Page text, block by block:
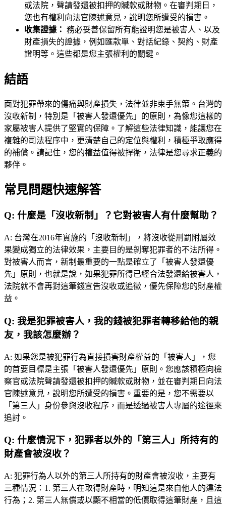
或法院，聲請發還被扣押的贓款或財物。在審判期日，
您也有權利向法官陳述意見，說明您所遭受的損害。
收集證據： 務必妥善保留所有能證明您是被害人、以及
財產損失的證據，例如匯款單、對話紀錄、契約、財產
證明等。這些都是您主張權利的關鍵。
結語
面對犯罪帶來的傷痛與財產損失，法律並非束手無策。台灣的
沒收新制，特別是「被害人發還優先」的原則，為像您這樣的
家屬被害人提供了堅實的保障。了解這些法律知識，能讓您在
複雜的司法程序中，更清楚自己的定位與權利，積極爭取應得
的補償。請記住，您的權益值得被捍衛，法律是您尋求正義的
夥伴。
常見問題快速解答
Q: 什麼是「沒收新制」？它對被害人有什麼幫助？
A: 台灣在2016年實施的「沒收新制」，將沒收從刑罰附屬效
果變成獨立的法律效果，主要目的是剝奪犯罪者的不法所得。
對被害人而言，新制最重要的一點是確立了「被害人發還優
先」原則，也就是說，如果犯罪所得已經合法發還給被害人，
法院就不會再對這筆錢宣告沒收或追徵，優先保障您的財產權
益。
Q: 我是犯罪被害人，我的錢被犯罪者轉移給他的親
友，我該怎麼辦？
A: 如果您是被犯罪行為直接損害財產權益的「被害人」，您
的首要目標是主張「被害人發還優先」原則。您應該積極向檢
察官或法院聲請發還被扣押的贓款或財物，並在審判期日向法
官陳述意見，說明您所遭受的損害。重要的是，您不需要以
「第三人」身份參與沒收程序，而是透過被害人專屬的途徑來
追討。
Q: 什麼情況下，犯罪者以外的「第三人」所持有的
財產會被沒收？
A: 犯罪行為人以外的第三人所持有的財產會被沒收，主要有
三種情況：1. 第三人在取得財產時，明知這是來自他人的違法
行為；2. 第三人無償或以顯不相當的低價取得這筆財產，且這